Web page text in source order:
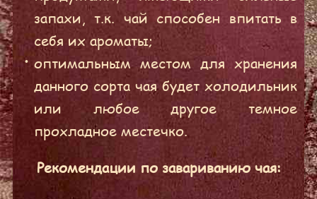
запахи, т.к. чай способен впитать в
себя их ароматы;
оптимальным местом для хранения
данного сорта чая будет холодильник
или любое другое темное
прохладное местечко.
Рекомендации по завариванию чая: